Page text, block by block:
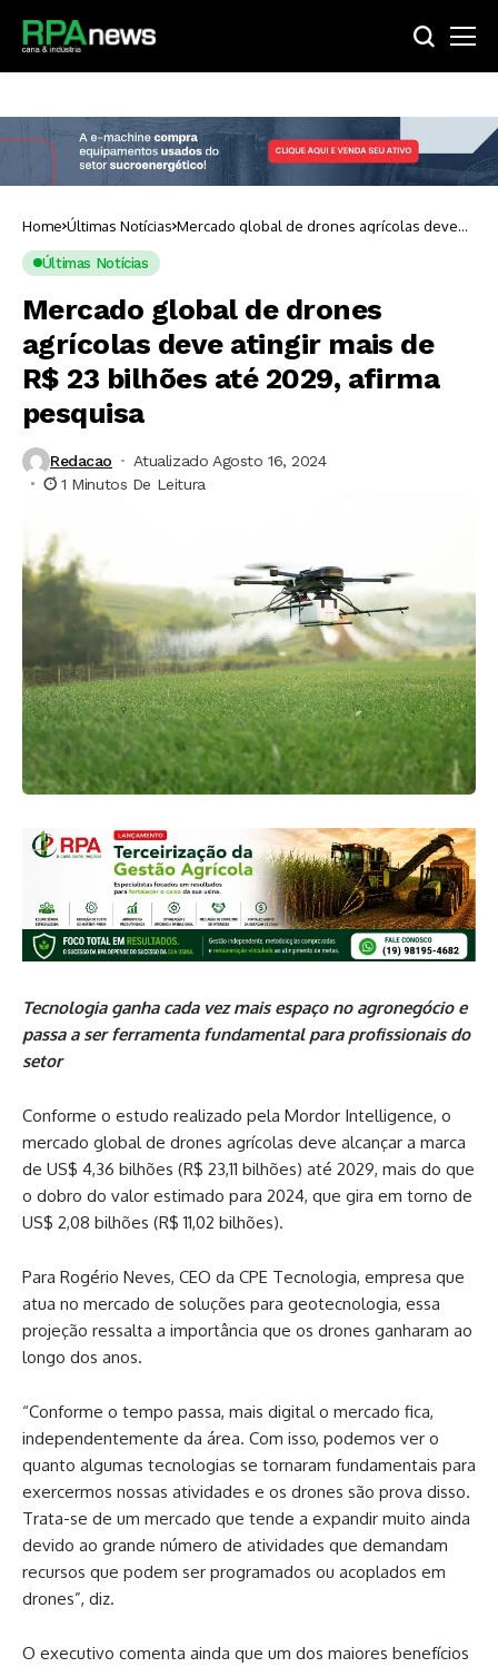
Home Últimas Notícias Mercado global de drones agrícolas deve
atingir mais de R$ 23 bilhões até 2029,
Últimas Notícias
Mercado global de drones
agrícolas deve atingir mais de
R$ 23 bilhões até 2029, afirma
pesquisa
Redacao
Atualizado Agosto 16, 2024
1 Minutos De Leitura
Tecnologia ganha cada vez mais espaço no agronegócio e
passa a ser ferramenta fundamental para profissionais do
setor
Conforme o estudo realizado pela Mordor Intelligence, o
mercado global de drones agrícolas deve alcançar a marca
de US$ 4,36 bilhões (R$ 23,11 bilhões) até 2029, mais do que
o dobro do valor estimado para 2024, que gira em torno de
US$ 2,08 bilhões (R$ 11,02 bilhões).
Para Rogério Neves, CEO da CPE Tecnologia, empresa que
atua no mercado de soluções para geotecnologia, essa
projeção ressalta a importância que os drones ganharam ao
longo dos anos.
“Conforme o tempo passa, mais digital o mercado fica,
independentemente da área. Com isso, podemos ver o
quanto algumas tecnologias se tornaram fundamentais para
exercermos nossas atividades e os drones são prova disso.
Trata-se de um mercado que tende a expandir muito ainda
devido ao grande número de atividades que demandam
recursos que podem ser programados ou acoplados em
drones”, diz.
O executivo comenta ainda que um dos maiores benefícios